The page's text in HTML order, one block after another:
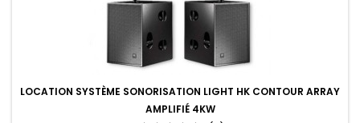
LOCATION SYSTÈME SONORISATION LIGHT HK CONTOUR ARRAY
AMPLIFIÉ 4KW